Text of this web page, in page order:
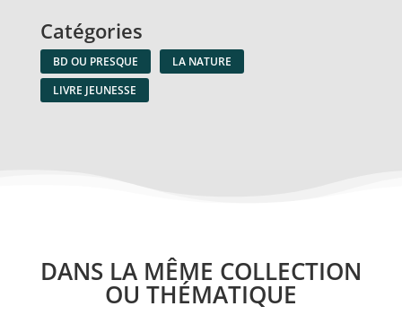
Catégories
BD OU PRESQUE
LA NATURE
LIVRE JEUNESSE
DANS LA MÊME COLLECTION
OU THÉMATIQUE